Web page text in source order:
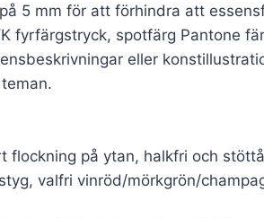
5 mm för att förhindra att
fyrfärgstryck, spotfärg Pantone
eller
flockning på ytan, halkfri och
valfri vinröd/mörkgrön/